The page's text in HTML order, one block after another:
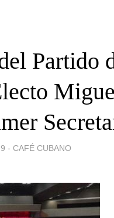
Partido
- CAFÉ CUBANO